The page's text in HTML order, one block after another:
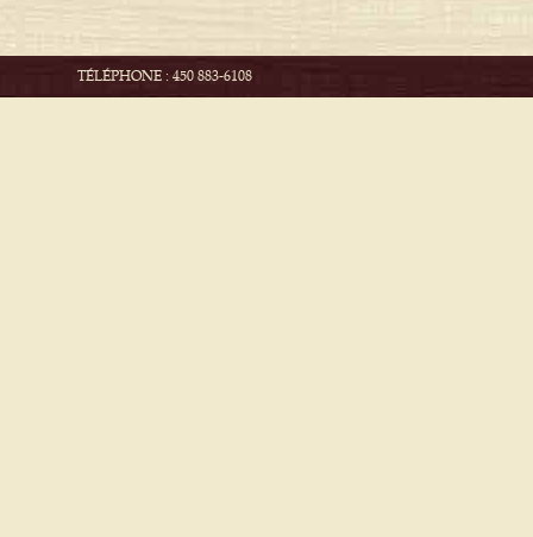
TÉLÉPHONE : 450 883-6108